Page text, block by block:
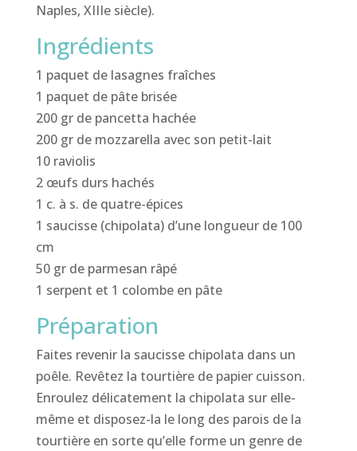
Naples, XIIIe siècle).
Ingrédients
1 paquet de lasagnes fraîches
1 paquet de pâte brisée
200 gr de pancetta hachée
200 gr de mozzarella avec son petit-lait
10 raviolis
2 œufs durs hachés
1 c. à s. de quatre-épices
1 saucisse (chipolata) d’une longueur de 100
cm
50 gr de parmesan râpé
1 serpent et 1 colombe en pâte
Préparation
Faites revenir la saucisse chipolata dans un
poêle. Revêtez la tourtière de papier cuisson.
Enroulez délicatement la chipolata sur elle-
même et disposez-la le long des parois de la
tourtière en sorte qu’elle forme un genre de